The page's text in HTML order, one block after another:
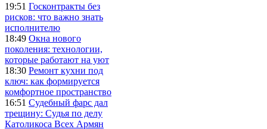
19:51 Госконтракты без
рисков: что важно знать
исполнителю
18:49 Окна нового
поколения: технологии,
которые работают на уют
18:30 Ремонт кухни под
ключ: как формируется
комфортное пространство
16:51 Судебный фарс дал
трещину: Судья по делу
Католикоса Всех Армян